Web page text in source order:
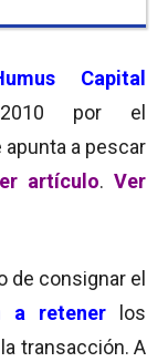
Capital
por el
apunta a pescar
artículo.Ver
de consignar el
a retener los
transacción. A